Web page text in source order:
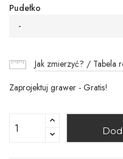
Pudełko
-
Jak zmierzyć? / Tabela
Zaprojektuj grawer - Gratis!